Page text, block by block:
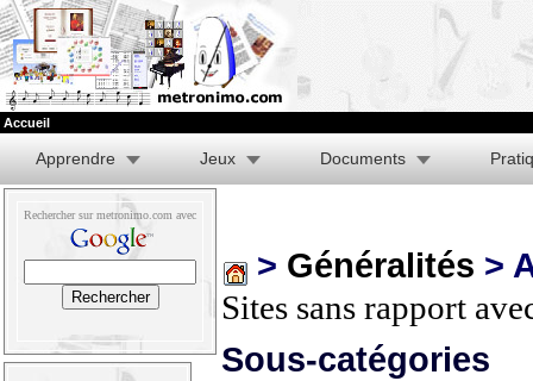
Accueil
Apprendre Jeux Documents
Rechercher sur metronimo.com avec
> Généralités >
Sites sans rapport
Sous-catégories